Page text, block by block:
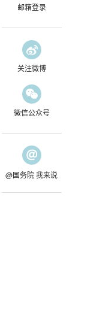
邮箱登录
关注微博
微信公众号
@国务院 我来说